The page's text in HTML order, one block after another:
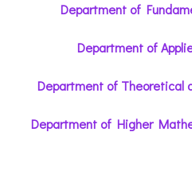
Department of
Department of
Department of Theoretical
Department of Higher